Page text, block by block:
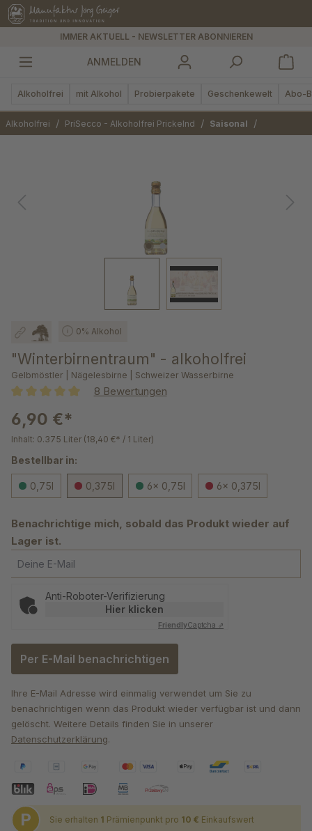
springen
IMMER AKTUELL - NEWSLETTER ABONNIEREN
ANMELDEN
Alkoholfrei mit Alkohol Probierpakete Geschenkewelt Abo-
Alkoholfrei / PriSecco - Alkoholfrei Prickelnd / Saisonal /
0% Alkohol
"Winterbirnentraum" - alkoholfrei
Gelbmöstler | Nägelesbirne | Schweizer Wasserbirne
8 Bewertungen
6,90 €*
Inhalt: 0.375 Liter (18,40 €* / 1 Liter)
Bestellbar in:
0,75l 0,375l 6x 0,75l 6x 0,375l
Benachrichtige mich, sobald das Produkt wieder auf
Lager ist.
Deine E-Mail
Anti-Roboter-Verifizierung
Hier klicken
FriendlyCaptcha ⇗
Per E-Mail benachrichtigen
Ihre E-Mail Adresse wird einmalig verwendet um Sie zu
benachrichtigen wenn das Produkt wieder verfügbar ist und dann
gelöscht. Weitere Details finden Sie in unserer
Datenschutzerklärung.
P Sie erhalten 1 Prämienpunkt pro 10 € Einkaufswert